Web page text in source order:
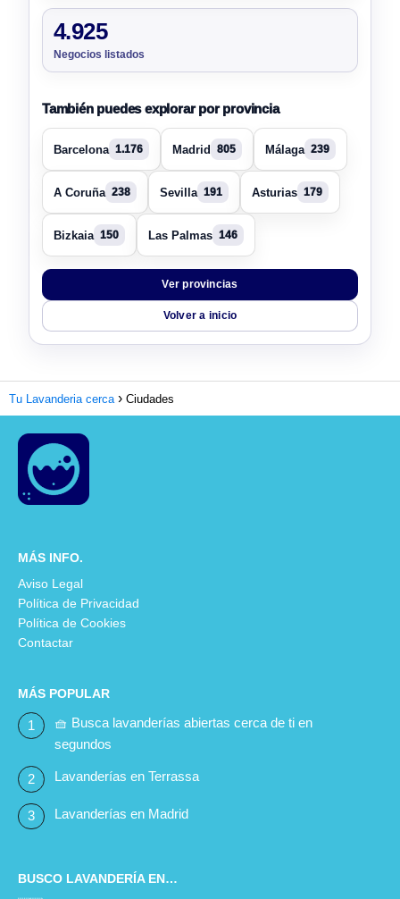
4.925
Negocios listados
También puedes explorar por provincia
Barcelona 1.176 Madrid 805 Málaga 239
A Coruña 238 Sevilla 191 Asturias 179
Bizkaia 150 Las Palmas 146
Ver provincias
Volver a inicio
Tu Lavanderia cerca Ciudades
MÁS INFO.
Aviso Legal
Política de Privacidad
Política de Cookies
Contactar
MÁS POPULAR
🧺 Busca lavanderías abiertas cerca de ti en
segundos
Lavanderías en Terrassa
Lavanderías en Madrid
BUSCO LAVANDERÍA EN…